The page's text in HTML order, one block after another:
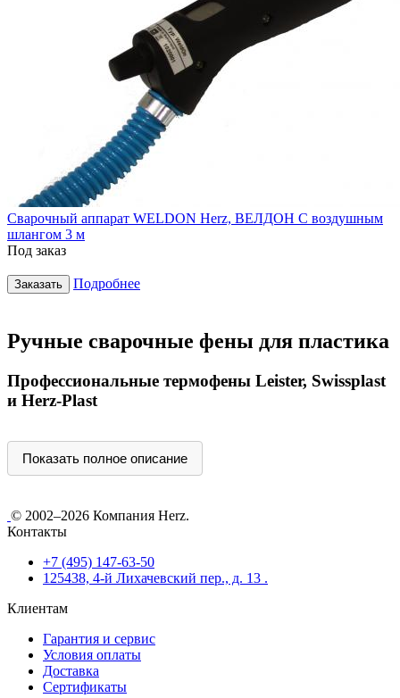
Сварочный аппарат WELDON Herz, ВЕЛДОН С воздушным
шлангом 3 м
Под заказ
Заказать Подробнее
Ручные сварочные фены для пластика
Профессиональные термофены Leister, Swissplast
и Herz‑Plast
Показать полное описание
© 2002–2026 Компания Herz.
Контакты
+7 (495) 147-63-50
125438, 4-й Лихачевский пер., д. 13 .
Клиентам
Гарантия и сервис
Условия оплаты
Доставка
Сертификаты